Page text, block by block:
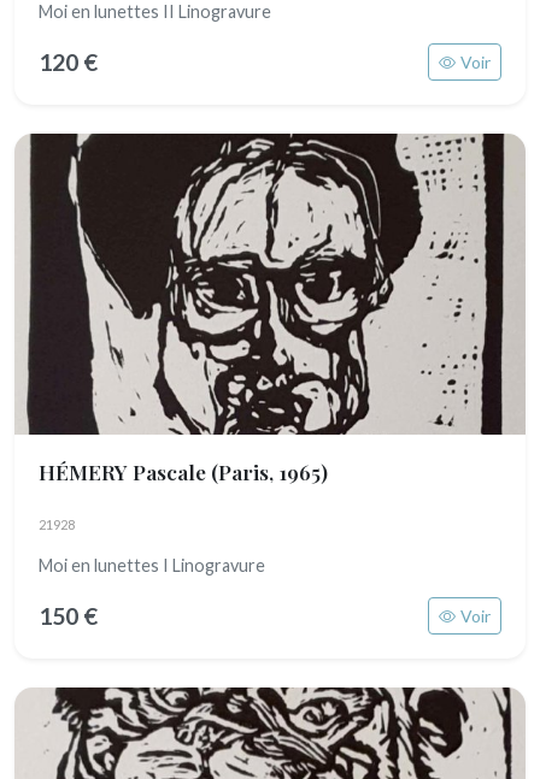
Moi en lunettes II Linogravure
120 € Voir
HÉMERY Pascale (Paris, 1965)
21928
Moi en lunettes I Linogravure
150 € Voir